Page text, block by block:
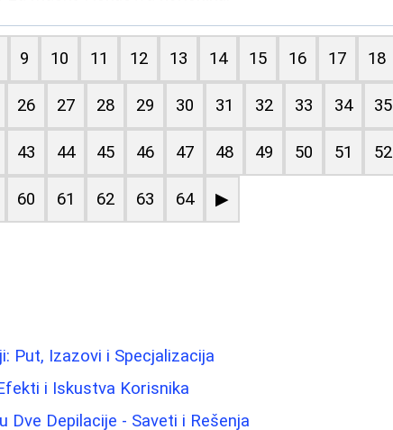
9 10 11 12 13 14 15 16 17 18
26 27 28 29 30 31 32 33 34 35
43 44 45 46 47 48 49 50 51 52
60 61 62 63 64 ▶
Put, Izazovi i Specjalizacija
i Iskustva Korisnika
Depilacije - Saveti i Rešenja